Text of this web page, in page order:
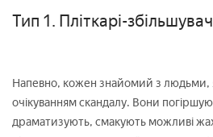
Тип 1. Пліткарі-
Напевно, кожен знайомий з людьми,
очікуванням скандалу. Вони
драматизують, смакують можливі